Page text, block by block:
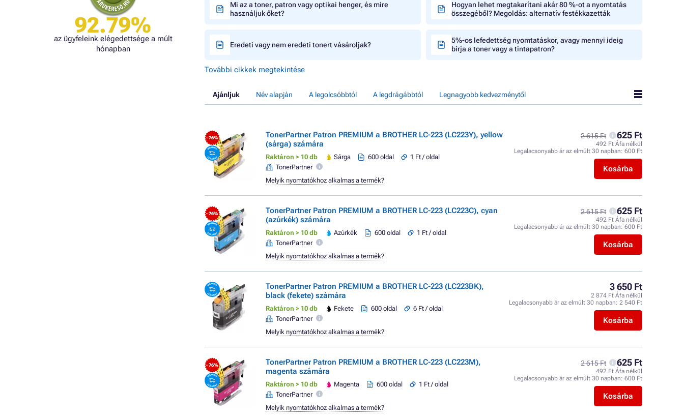
92.79%
az ügyfeleink elégedettsége a múlt
hónapban
Mi az a toner, patron vagy optikai henger, és mire
használjuk őket?
Hogyan lehet megtakarítani akár 80 %-ot a nyomtatás
összegéből? Megoldás: alternatív festékkazetták
Eredeti vagy nem eredeti tonert vásároljak?
5%-os lefedettség nyomtatáskor, avagy mennyi ideig
bírja a toner vagy a tintapatron?
További cikkek megtekintése
Ajánljuk Név alapján A legolcsóbbtól A legdrágábbtól Legnagyobb kedvezménytől
- 76%
TonerPartner Patron PREMIUM a BROTHER LC-223 (LC223Y), yellow
(sárga) számára
Raktáron > 10 db Sárga 600 oldal
1 Ft / oldal
TonerPartner
2 615 Ft 625 Ft
492 Ft Áfa nélkül
Legalacsonyabb ár az elmúlt 30 napban: 600 Ft
Kosárba
Melyik nyomtatókhoz alkalmas a termék?
- 76%
TonerPartner Patron PREMIUM a BROTHER LC-223 (LC223C), cyan
(azúrkék) számára
Raktáron > 10 db Azúrkék 600 oldal
1 Ft / oldal
TonerPartner
2 615 Ft 625 Ft
492 Ft Áfa nélkül
Legalacsonyabb ár az elmúlt 30 napban: 600 Ft
Kosárba
Melyik nyomtatókhoz alkalmas a termék?
TonerPartner Patron PREMIUM a BROTHER LC-223 (LC223BK),
black (fekete) számára
Raktáron > 10 db Fekete 600 oldal
6 Ft / oldal
TonerPartner
3 650 Ft
2 874 Ft Áfa nélkül
Legalacsonyabb ár az elmúlt 30 napban: 2 540 Ft
Kosárba
Melyik nyomtatókhoz alkalmas a termék?
- 76%
TonerPartner Patron PREMIUM a BROTHER LC-223 (LC223M),
magenta számára
Raktáron > 10 db Magenta 600 oldal
1 Ft / oldal
TonerPartner
2 615 Ft 625 Ft
492 Ft Áfa nélkül
Legalacsonyabb ár az elmúlt 30 napban: 600 Ft
Kosárba
Melyik nyomtatókhoz alkalmas a termék?